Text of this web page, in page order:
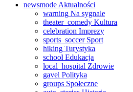
newsmode Aktualności
warning Na sygnale
theater_comedy Kultura
celebration Imprezy
sports_soccerSport
hiking Turystyka
school Edukacja
local_hospital Zdrowie
gavel Polityka
groups Społeczne